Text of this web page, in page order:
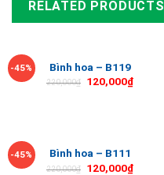
RELATED PRODUCTS
-45% Bình hoa – B119
220,000₫ 120,000₫
-45% Bình hoa – B111
220,000₫ 120,000₫